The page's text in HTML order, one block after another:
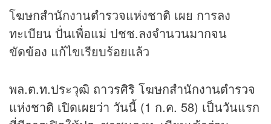
โฆษกสำนักงานตำรวจแห่งชาติ เผย การลง
ทะเบียน ปั่นเพื่อแม่ ปชช.ลงจำนวนมากจน
ขัดข้อง แก้ไขเรียบร้อยแล้ว
พล.ต.ท.ประวุฒิ ถาวรศิริ โฆษกสำนักงานตำรวจ
แห่งชาติ เปิดเผยว่า วันนี้ (1 ก.ค. 58) เป็นวันแรก